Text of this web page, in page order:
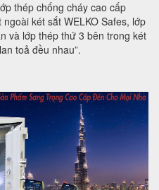
thép chống cháy cao cấp
két sắt WELKO Safes, lớp
và lớp thép thứ 3 bên trong két
toả đều nhau”.